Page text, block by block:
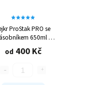
ProStak PRO se
650ml -
různé barvy
od 400 Kč